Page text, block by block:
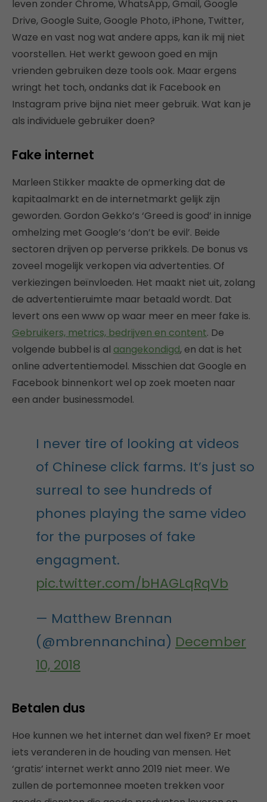
leven zonder Chrome, WhatsApp, Gmail, Google
Drive, Google Suite, Google Photo, iPhone, Twitter,
Waze en vast nog wat andere apps, kan ik mij niet
voorstellen. Het werkt gewoon goed en mijn
vrienden gebruiken deze tools ook. Maar ergens
wringt het toch, ondanks dat ik Facebook en
Instagram prive bijna niet meer gebruik. Wat kan je
als individuele gebruiker doen?
Fake internet
Marleen Stikker maakte de opmerking dat de
kapitaalmarkt en de internetmarkt gelijk zijn
geworden. Gordon Gekko’s ‘Greed is good’ in innige
omhelzing met Google’s ‘don’t be evil’. Beide
sectoren drijven op perverse prikkels. De bonus vs
zoveel mogelijk verkopen via advertenties. Of
verkiezingen beïnvloeden. Het maakt niet uit, zolang
de advertentieruimte maar betaald wordt. Dat
levert ons een www op waar meer en meer fake is.
Gebruikers, metrics, bedrijven en content. De
volgende bubbel is al aangekondigd, en dat is het
online advertentiemodel. Misschien dat Google en
Facebook binnenkort wel op zoek moeten naar
een ander businessmodel.
I never tire of looking at videos
of Chinese click farms. It’s just so
surreal to see hundreds of
phones playing the same video
for the purposes of fake
engagment.
pic.twitter.com/bHAGLqRqVb
— Matthew Brennan
(@mbrennanchina) December
10, 2018
Betalen dus
Hoe kunnen we het internet dan wel fixen? Er moet
iets veranderen in de houding van mensen. Het
‘gratis’ internet werkt anno 2019 niet meer. We
zullen de portemonnee moeten trekken voor